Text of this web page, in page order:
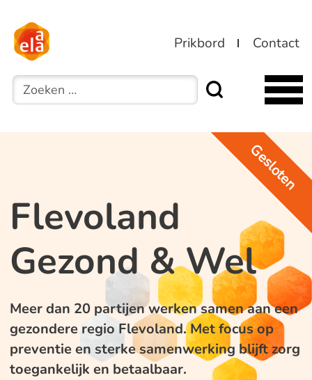
Prikbord Contact
Zoeken
Gesloten
Flevoland
Gezond & Wel
Meer dan 20 partijen werken samen aan een
gezondere regio Flevoland. Met focus op
preventie en sterke samenwerking blijft zorg
toegankelijk en betaalbaar.